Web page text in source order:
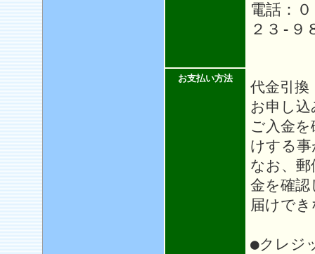
電話：
２３-９
お支払い方法
代金引
お申し
ご入金
けする
なお、
金を確
届けで
●クレジ